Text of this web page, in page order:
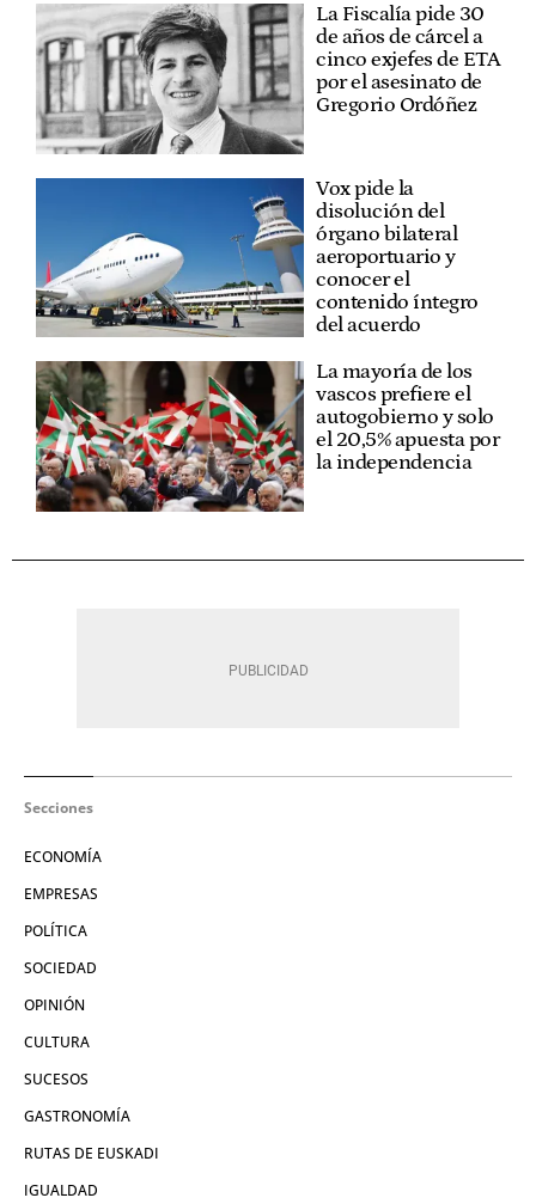
La Fiscalía pide 30
de años de cárcel a
cinco exjefes de ETA
por el asesinato de
Gregorio Ordóñez
Vox pide la
disolución del
órgano bilateral
aeroportuario y
conocer el
contenido íntegro
del acuerdo
La mayoría de los
vascos prefiere el
autogobierno y solo
el 20,5% apuesta por
la independencia
Secciones
ECONOMÍA
EMPRESAS
POLÍTICA
SOCIEDAD
OPINIÓN
CULTURA
SUCESOS
GASTRONOMÍA
RUTAS DE EUSKADI
IGUALDAD